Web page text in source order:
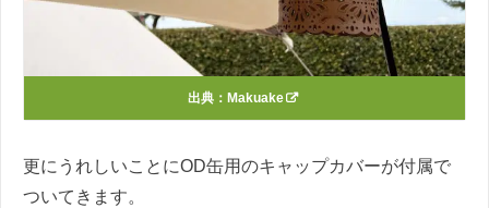
出典： Makuake
更にうれしいことにOD缶用のキャップカバーが付属で
ついてきます。